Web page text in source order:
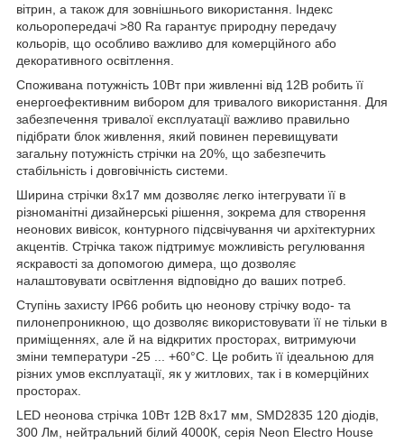
вітрин, а також для зовнішнього використання. Індекс
кольоропередачі >80 Ra гарантує природну передачу
кольорів, що особливо важливо для комерційного або
декоративного освітлення.
Споживана потужність 10Вт при живленні від 12В робить її
енергоефективним вибором для тривалого використання. Для
забезпечення тривалої експлуатації важливо правильно
підібрати блок живлення, який повинен перевищувати
загальну потужність стрічки на 20%, що забезпечить
стабільність і довговічність системи.
Ширина стрічки 8х17 мм дозволяє легко інтегрувати її в
різноманітні дизайнерські рішення, зокрема для створення
неонових вивісок, контурного підсвічування чи архітектурних
акцентів. Стрічка також підтримує можливість регулювання
яскравості за допомогою димера, що дозволяє
налаштовувати освітлення відповідно до ваших потреб.
Ступінь захисту IP66 робить цю неонову стрічку водо- та
пилонепроникною, що дозволяє використовувати її не тільки в
приміщеннях, але й на відкритих просторах, витримуючи
зміни температури -25 ... +60°С. Це робить її ідеальною для
різних умов експлуатації, як у житлових, так і в комерційних
просторах.
LED неонова стрічка 10Вт 12В 8х17 мм, SMD2835 120 діодів,
300 Лм, нейтральний білий 4000К, серія Neon Electro House